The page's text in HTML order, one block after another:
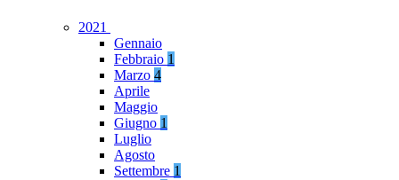
2021
Gennaio
Febbraio 1
Marzo 4
Aprile
Maggio
Giugno 1
Luglio
Agosto
Settembre 1